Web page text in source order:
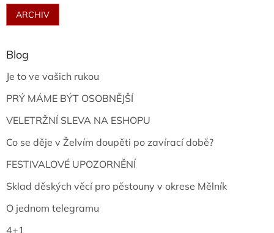
ARCHIV
Blog
Je to ve vašich rukou
PRÝ MÁME BÝT OSOBNĚJŠÍ
VELETRŽNÍ SLEVA NA ESHOPU
Co se děje v Želvím doupěti po zavírací době?
FESTIVALOVÉ UPOZORNĚNÍ
Sklad děských věcí pro pěstouny v okrese Mělník
O jednom telegramu
4+1